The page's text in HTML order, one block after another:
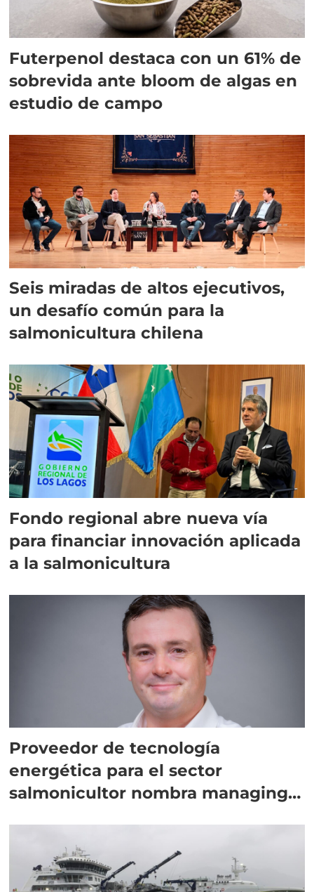
Futerpenol destaca con un 61% de
sobrevida ante bloom de algas en
estudio de campo
Seis miradas de altos ejecutivos,
un desafío común para la
salmonicultura chilena
Fondo regional abre nueva vía
para financiar innovación aplicada
a la salmonicultura
Proveedor de tecnología
energética para el sector
salmonicultor nombra managing